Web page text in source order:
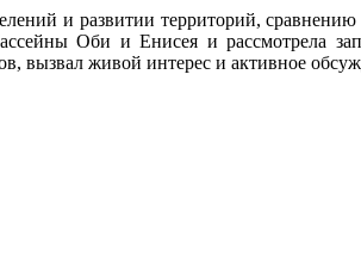
и развитии территорий,
Оби и Енисея и рассмотрела
вызвал живой интерес и активное